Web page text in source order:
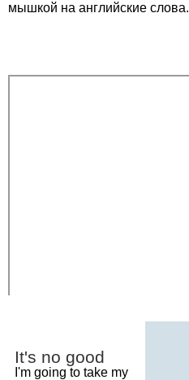
мышкой на английские слова.
It's no good
I'm going to take my